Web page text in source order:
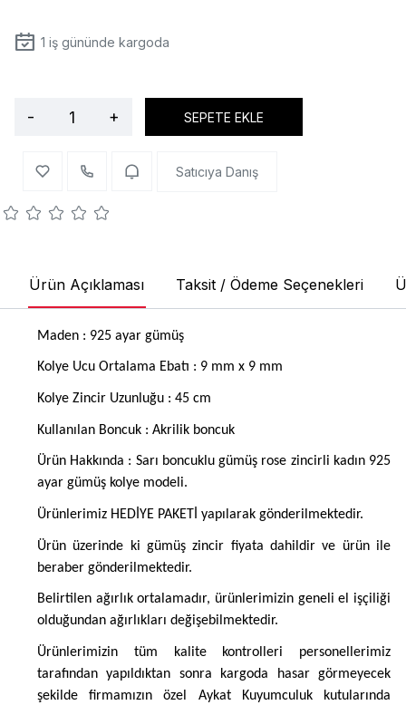
1 iş gününde kargoda
- + SEPETE EKLE
Satıcıya Danış
Ürün Açıklaması Taksit / Ödeme Seçenekleri
Maden : 925 ayar gümüş
Kolye Ucu Ortalama Ebatı : 9 mm x 9 mm
Kolye Zincir Uzunluğu : 45 cm
Kullanılan Boncuk : Akrilik boncuk
Ürün Hakkında : Sarı boncuklu gümüş rose zincirli kadın 925
ayar gümüş kolye modeli.
Ürünlerimiz HEDİYE PAKETİ yapılarak gönderilmektedir.
Ürün üzerinde ki gümüş zincir fiyata dahildir ve ürün ile
beraber gönderilmektedir.
Belirtilen ağırlık ortalamadır, ürünlerimizin geneli el işçiliği
olduğundan ağırlıkları değişebilmektedir.
Ürünlerimizin tüm kalite kontrolleri personellerimiz
tarafından yapıldıktan sonra kargoda hasar görmeyecek
şekilde firmamızın özel Aykat Kuyumculuk kutularında